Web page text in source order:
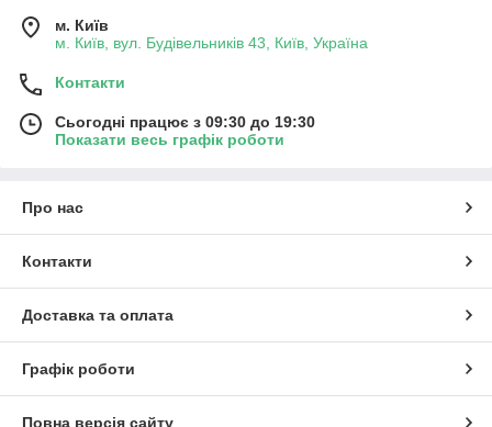
м. Київ
м. Київ, вул. Будівельників 43, Київ, Україна
Контакти
Сьогодні працює з 09:30 до 19:30
Показати весь графік роботи
Про нас
Контакти
Доставка та оплата
Графік роботи
Повна версія сайту